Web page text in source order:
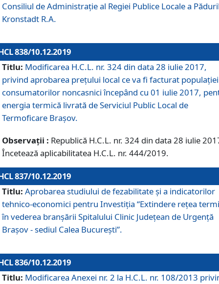
Consiliul de Administraţie al Regiei Publice Locale a
Kronstadt R.A.
838/10.12.2019
Titlu: Modificarea H.C.L. nr. 324 din data 28 iulie 2017,
privind aprobarea preţului local ce va fi facturat
consumatorilor noncasnici începând cu 01 iulie 2017,
energia termică livrată de Serviciul Public Local de
Termoficare Braşov.
Observații : Republică H.C.L. nr. 324 din data 28 iulie
Încetează aplicabilitatea H.C.L. nr. 444/2019.
837/10.12.2019
Titlu: Aprobarea studiului de fezabilitate și a indicatorilor
tehnico-economici pentru Investiția “Extindere rețea
în vederea branșării Spitalului Clinic Județean de Urgență
Brașov - sediul Calea București”.
836/10.12.2019
Titlu: Modificarea Anexei nr. 2 la H.C.L. nr. 108/2013